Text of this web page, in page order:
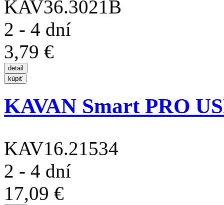
KAV36.3021B
2 - 4 dní
3,79 €
KAVAN Smart PRO
KAV16.21534
2 - 4 dní
17,09 €